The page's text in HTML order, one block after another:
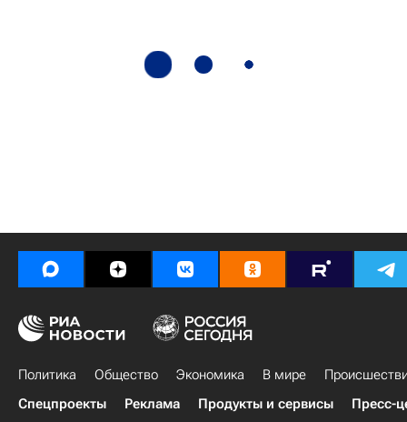
Политика Общество Экономика В мире
Спецпроекты
Реклама Продукты и сервисы Пресс-